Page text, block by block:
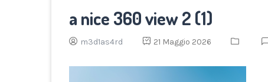
a nice 360 view 2 (1)
m3d1as4rd 21 Maggio 2026